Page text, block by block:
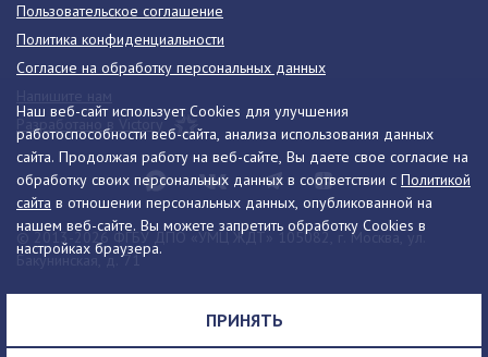
Наш веб-сайт использует Cookies для улучшения
работоспособности веб-сайта, анализа использования данных
сайта. Продолжая работу на веб-сайте, Вы даете свое согласие на
обработку своих персональных данных в соответствии с Политикой
сайта в отношении персональных данных, опубликованной на
нашем веб-сайте. Вы можете запретить обработку Cookies в
настройках браузера.
ПРИНЯТЬ
© 2013-2026 ФГБУ ДПО «УМЦ ЖДТ» 105082, г. Москва, ул.
Бакунинская, д. 71
Телефон:8 (495) 739-00-30 info@umczdt.ru
схема проезда
Пользовательское соглашение
Политика конфиденциальности
Согласие на обработку персональных данных
Разработано в Victory